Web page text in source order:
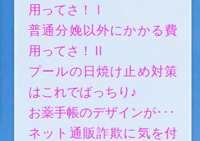
用ってさ！Ⅰ
普通分娩以外にかかる費
用ってさ！Ⅱ
プールの日焼け止め対策
はこれでばっちり♪
お薬手帳のデザインが･･･
ネット通販詐欺に気を付